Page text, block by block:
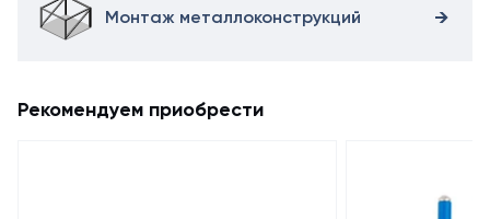
Монтаж металлоконструкций
Рекомендуем приобрести